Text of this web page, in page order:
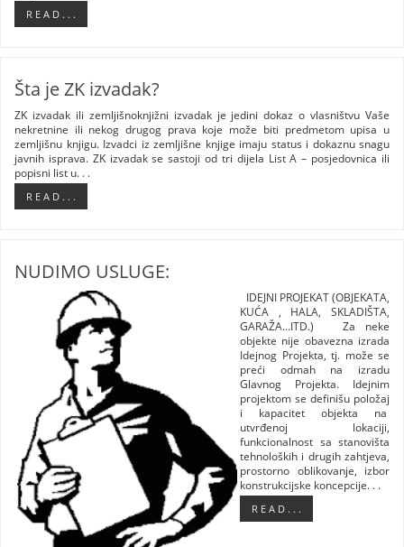
R E A D . . .
Šta je ZK izvadak?
ZK izvadak ili zemljišnoknjižni izvadak je jedini dokaz o vlasništvu Vaše
nekretnine ili nekog drugog prava koje može biti predmetom upisa u
zemljišnu knjigu. Izvadci iz zemljišne knjige imaju status i dokaznu snagu
javnih isprava. ZK izvadak se sastoji od tri dijela List A – posjedovnica ili
popisni list u. . .
R E A D . . .
NUDIMO USLUGE:
IDEJNI PROJEKAT (OBJEKATA,
KUĆA , HALA, SKLADIŠTA,
GARAŽA…ITD.) Za neke
objekte nije obavezna izrada
Idejnog Projekta, tj. može se
preći odmah na izradu
Glavnog Projekta. Idejnim
projektom se definišu položaj
i kapacitet objekta na
utvrđenoj lokaciji,
funkcionalnost sa stanovišta
tehnoloških i drugih zahtjeva,
prostorno oblikovanje, izbor
konstrukcijske koncepcije. . .
R E A D . . .